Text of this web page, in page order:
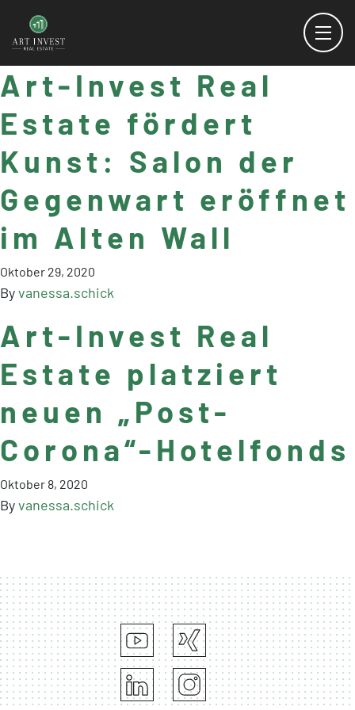
Art-Invest Real
Estate fördert
Kunst: Salon der
Gegenwart eröffnet
im Alten Wall
Oktober 29, 2020
Byvanessa.schick
Art-Invest Real
Estate platziert
neuen „Post-
Corona“-Hotelfonds
Oktober 8, 2020
Byvanessa.schick